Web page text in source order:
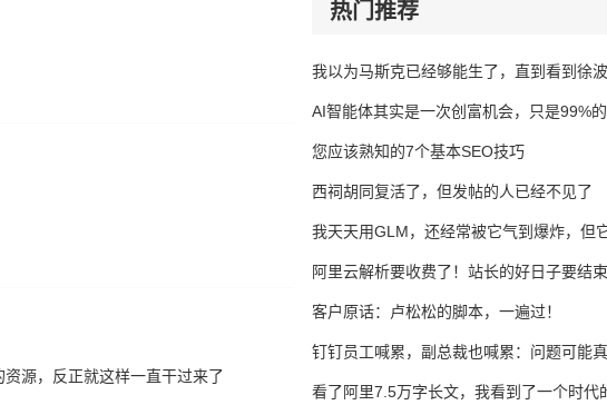
源，反正就这样一直干过来了
热门推荐
我以为马斯克已经够能生了，直到看到
AI智能体其实是一次创富机会，只是99%
错过了
您应该熟知的7个基本SEO技巧
西祠胡同复活了，但发帖的人已经不见了
我天天用GLM，还经常被它气到爆炸，但
16万亿
阿里云解析要收费了！站长的好日子要结
客户原话：卢松松的脚本，一遍过！
钉钉员工喊累，副总裁也喊累：问题可能
了
看了阿里7.5万字长文，我看到了一个时代